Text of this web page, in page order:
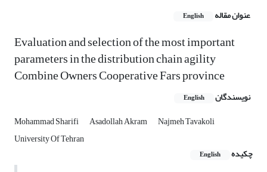
عنوان مقاله English
Evaluation and selection of the most important
parameters in the distribution chain agility
Combine Owners Cooperative Fars province
نویسندگان English
Mohammad Sharifi Asadollah Akram
Najmeh Tavakoli
University Of Tehran
چکیده
English